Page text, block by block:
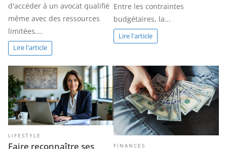
d'accéder à un avocat qualifié
même avec des ressources
limitées....
Lire l'article
Entre les contraintes
budgétaires, la...
Lire l'article
LIFESTYLE
Faire reconnaître ses FINANCES